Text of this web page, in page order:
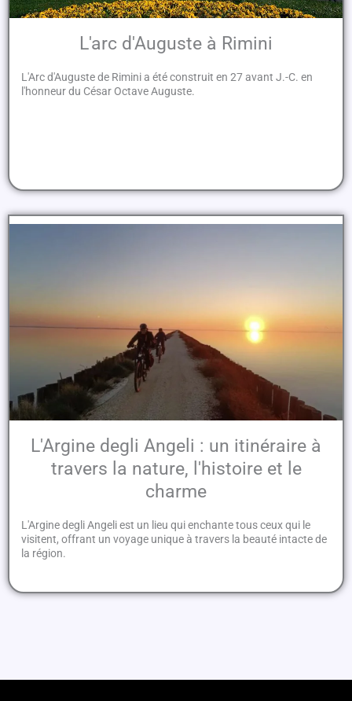
L'arc d'Auguste à Rimini
L'Arc d'Auguste de Rimini a été construit en 27 avant J.-C. en
l'honneur du César Octave Auguste.
L'Argine degli Angeli : un itinéraire à
travers la nature, l'histoire et le
charme
L'Argine degli Angeli est un lieu qui enchante tous ceux qui le
visitent, offrant un voyage unique à travers la beauté intacte de
la région.